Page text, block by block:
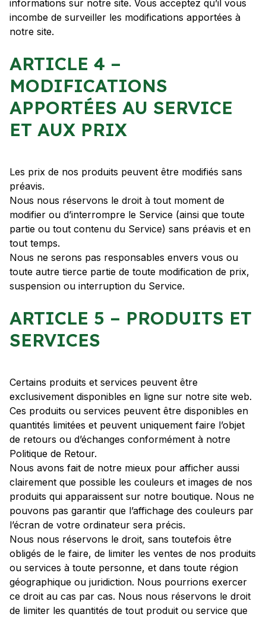
informations sur notre site. Vous acceptez qu’il vous
incombe de surveiller les modifications apportées à
notre site.
ARTICLE 4 –
MODIFICATIONS
APPORTÉES AU SERVICE
ET AUX PRIX
Les prix de nos produits peuvent être modifiés sans
préavis.
Nous nous réservons le droit à tout moment de
modifier ou d’interrompre le Service (ainsi que toute
partie ou tout contenu du Service) sans préavis et en
tout temps.
Nous ne serons pas responsables envers vous ou
toute autre tierce partie de toute modification de prix,
suspension ou interruption du Service.
ARTICLE 5 – PRODUITS ET
SERVICES
Certains produits et services peuvent être
exclusivement disponibles en ligne sur notre site web.
Ces produits ou services peuvent être disponibles en
quantités limitées et peuvent uniquement faire l’objet
de retours ou d’échanges conformément à notre
Politique de Retour.
Nous avons fait de notre mieux pour afficher aussi
clairement que possible les couleurs et images de nos
produits qui apparaissent sur notre boutique. Nous ne
pouvons pas garantir que l’affichage des couleurs par
l’écran de votre ordinateur sera précis.
Nous nous réservons le droit, sans toutefois être
obligés de le faire, de limiter les ventes de nos produits
ou services à toute personne, et dans toute région
géographique ou juridiction. Nous pourrions exercer
ce droit au cas par cas. Nous nous réservons le droit
de limiter les quantités de tout produit ou service que